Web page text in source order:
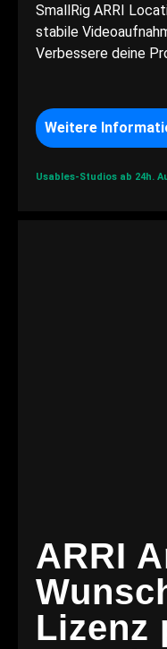
SmallRig ARRI
stabile
Verbessere deine
Weitere
Usables-Studios ab 24h.
ARRI
Lizenz